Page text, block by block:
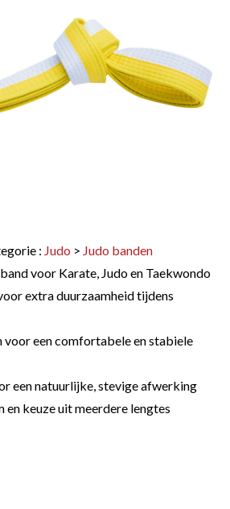
: Judo > Judo banden
voor Karate, Judo en Taekwondo
extra duurzaamheid tijdens
voor een comfortabele en stabiele
een natuurlijke, stevige afwerking
en keuze uit meerdere lengtes